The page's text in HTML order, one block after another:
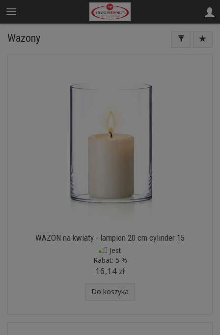
Wazony
WAZON na kwiaty - lampion 20 cm cylinder 15
Jest
Rabat: 5 %
16,14 zł
Do koszyka